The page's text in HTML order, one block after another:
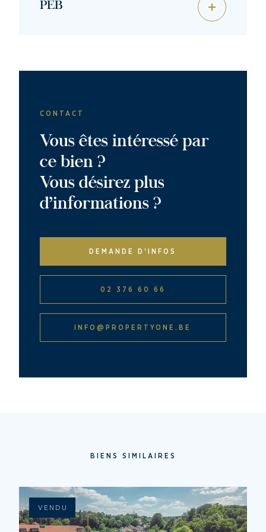
PEB
CONTACT
Vous êtes intéressé par
ce bien ?
Vous désirez plus
d’informations ?
DEMANDE D'INFOS
02 376 60 66
INFO@PROPERTYONE.BE
BIENS SIMILAIRES
VENDU